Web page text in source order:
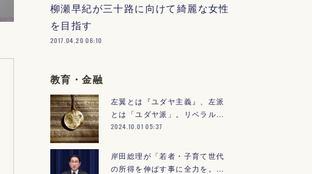
柳瀬早紀が三十路に向けて綺麗な女性
を目指す
2017.04.20 06:10
教育・金融
左翼とは『ユダヤ主義』、左派
とは「ユダヤ派」。リベラル…
2024.10.01 05:37
岸田総理が「若者・子育て世代
の所得を伸ばす事に全力を。…